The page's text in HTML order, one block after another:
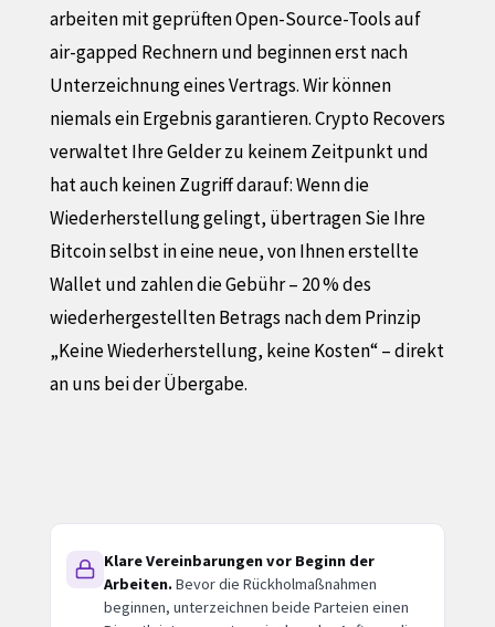
arbeiten mit geprüften Open-Source-Tools auf
air-gapped Rechnern und beginnen erst nach
Unterzeichnung eines Vertrags. Wir können
niemals ein Ergebnis garantieren. Crypto Recovers
verwaltet Ihre Gelder zu keinem Zeitpunkt und
hat auch keinen Zugriff darauf: Wenn die
Wiederherstellung gelingt, übertragen Sie Ihre
Bitcoin selbst in eine neue, von Ihnen erstellte
Wallet und zahlen die Gebühr – 20 % des
wiederhergestellten Betrags nach dem Prinzip
„Keine Wiederherstellung, keine Kosten“ – direkt
an uns bei der Übergabe.
Klare Vereinbarungen vor Beginn der
Arbeiten.Bevor die Rückholmaßnahmen
beginnen, unterzeichnen beide Parteien einen